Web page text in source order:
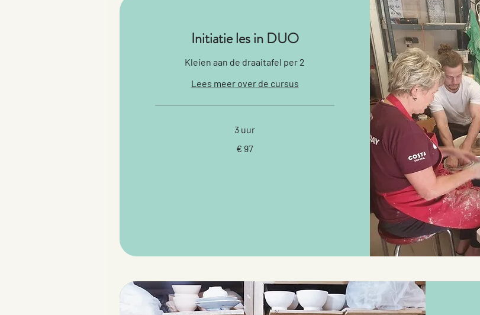
Initiatie les in DUO
Kleien aan de draaitafel per 2
Lees meer over de cursus
3 uur
€ 97